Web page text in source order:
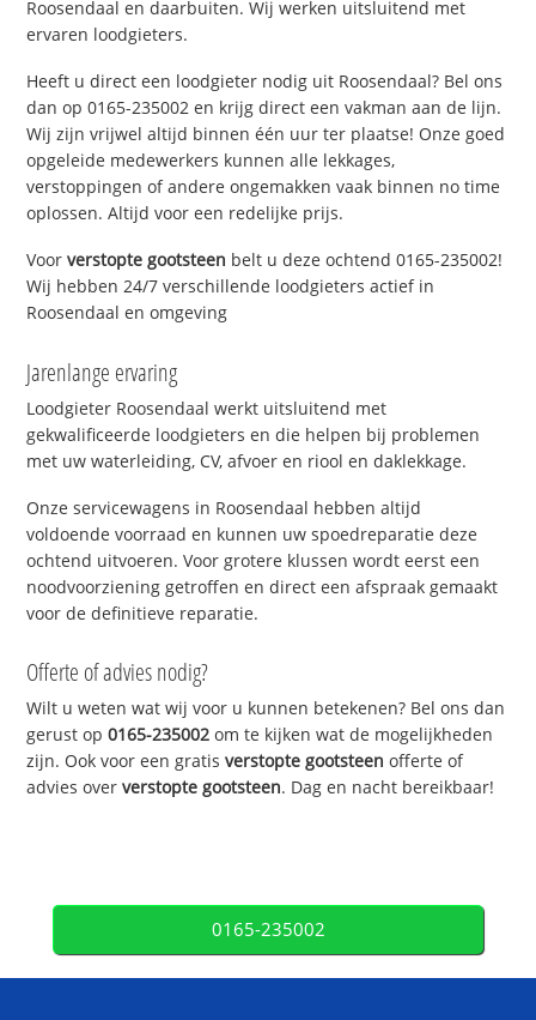
Roosendaal en daarbuiten. Wij werken uitsluitend met
ervaren loodgieters.
Heeft u direct een loodgieter nodig uit Roosendaal? Bel ons
dan op 0165-235002 en krijg direct een vakman aan de lijn.
Wij zijn vrijwel altijd binnen één uur ter plaatse! Onze goed
opgeleide medewerkers kunnen alle lekkages,
verstoppingen of andere ongemakken vaak binnen no time
oplossen. Altijd voor een redelijke prijs.
Voorverstopte gootsteen belt u deze ochtend 0165-235002!
Wij hebben 24/7 verschillende loodgieters actief in
Roosendaal en omgeving
Jarenlange ervaring
Loodgieter Roosendaal werkt uitsluitend met
gekwalificeerde loodgieters en die helpen bij problemen
met uw waterleiding, CV, afvoer en riool en daklekkage.
Onze servicewagens in Roosendaal hebben altijd
voldoende voorraad en kunnen uw spoedreparatie deze
ochtend uitvoeren. Voor grotere klussen wordt eerst een
noodvoorziening getroffen en direct een afspraak gemaakt
voor de definitieve reparatie.
Offerte of advies nodig?
Wilt u weten wat wij voor u kunnen betekenen? Bel ons dan
gerust op0165-235002 om te kijken wat de mogelijkheden
zijn. Ook voor een gratisverstopte gootsteen offerte of
advies oververstopte gootsteen. Dag en nacht bereikbaar!
0165-235002